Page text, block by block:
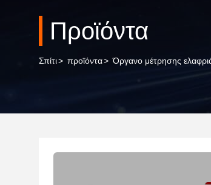
Προϊόντα
Σπίτι> προϊόντα> Όργανο μέτρησης